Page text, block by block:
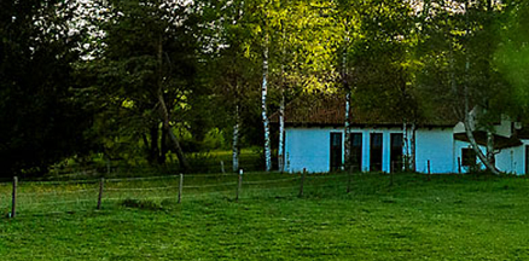
Bewusstheit
Moshé Feldenkrais